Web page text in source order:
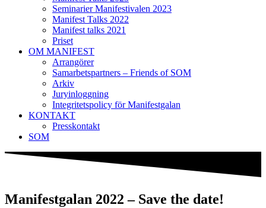
Seminarier Manifestivalen 2023
Manifest Talks 2022
Manifest talks 2021
Priset
OM MANIFEST
Arrangörer
Samarbetspartners – Friends of SOM
Arkiv
Juryinloggning
Integritetspolicy för Manifestgalan
KONTAKT
Presskontakt
SOM
Manifestgalan 2022 – Save the date!